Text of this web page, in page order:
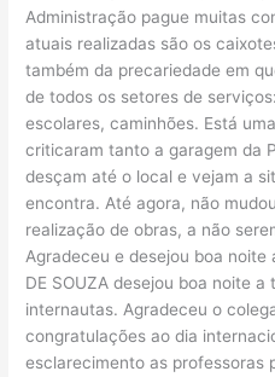
Administração pague muitas
atuais realizadas são os
também da precariedade em
de todos os setores de
escolares, caminhões. Está
criticaram tanto a garagem da
desçam até o local e vejam a
encontra. Até agora, não
realização de obras, a não
Agradeceu e desejou boa noite
DE SOUZA desejou boa noite
internautas. Agradeceu o
congratulações ao dia
esclarecimento as professoras